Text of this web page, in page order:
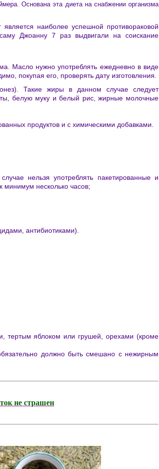
Основана эта диета на снабжении организма
наиболее успешной противораковой
Джоанну 7 раз выдвигали на соискание
Масло нужно употреблять ежедневно в виде
покупая его, проверять дату изготовления.
Такие жиры в данном случае следует
белую муку и белый рис, жирные молочные
продуктов и с химическими добавками.
нельзя употреблять пакетированные и
минимум несколько часов;
антибиотиками).
тертым яблоком или грушей, орехами (кроме
должно быть смешано с нежирным
не страшен